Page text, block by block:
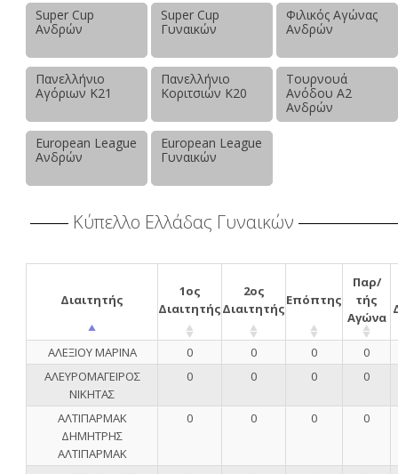
Super Cup
Ανδρών
Super Cup
Γυναικών
Φιλικός Αγώνας
Ανδρών
Πανελλήνιο
Αγόριων Κ21
Πανελλήνιο
Κοριτσιών Κ20
Τουρνουά
Ανόδου Α2
Ανδρών
European League
Ανδρών
European League
Γυναικών
Κύπελλο Ελλάδας Γυναικών
Διαιτητής
1ος
Διαιτητής
2ος
Διαιτητής
Επόπτης
Παρ/
τής
Αγώνα
ΑΛΕΞΙΟΥ ΜΑΡΙΝΑ 0 0 0
0
ΑΛΕΥΡΟΜΑΓΕΙΡΟΣ
ΝΙΚΗΤΑΣ
0 0 0 0
ΑΛΤΙΠΑΡΜΑΚ
ΔΗΜΗΤΡΗΣ
ΑΛΤΙΠΑΡΜΑΚ
0 0 0 0